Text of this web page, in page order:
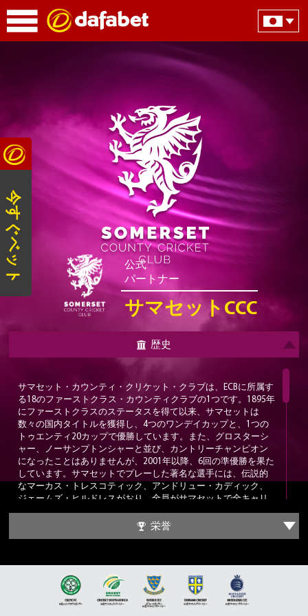
公式
パートナー
サマセットCCC
歴史
サマセット・カウンティ・クリケット・クラブは、ECBに所属す
る18のファーストクラス・カウンティクラブの1つです。1895年
にファーストクラスのステータスを得て以来、サマセットは
数々の国内タイトルを獲得し、4つのワンデイカップと、1つの
トゥエンティ20カップで優勝しています。また、グロスターシ
ャー、ノーサンプトンシャーと並び、カントリーチャンピオン
になったことはありませんが、2001年以降、6回の準優勝を果た
しています。サマセットでプレーした著名な選手には、伝説的
なマーカス・トレスコティック、アンドリュー・カディック、
ジェームズ・ヒルドレスがおり、全員がサマセットで全キャリ
アを過ごしました。
サマセットは、シデラバードの愛称で親しまれるクーパー・ア
ドは、1983年のワールドカップ・グループ戦（イングランド対
スリランカ）で初めて使用されたのを皮切りに、数多くの国際
試合が開催されており、2006年からはイングランド女子クリケ
栄誉
今すぐベット